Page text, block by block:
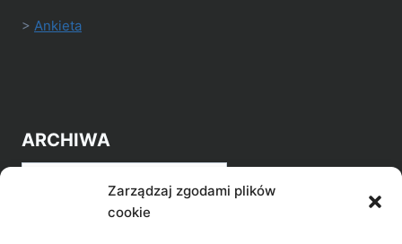
Zarządzaj zgodami plików
cookie
> Ankieta
ARCHIWA
Archiwa